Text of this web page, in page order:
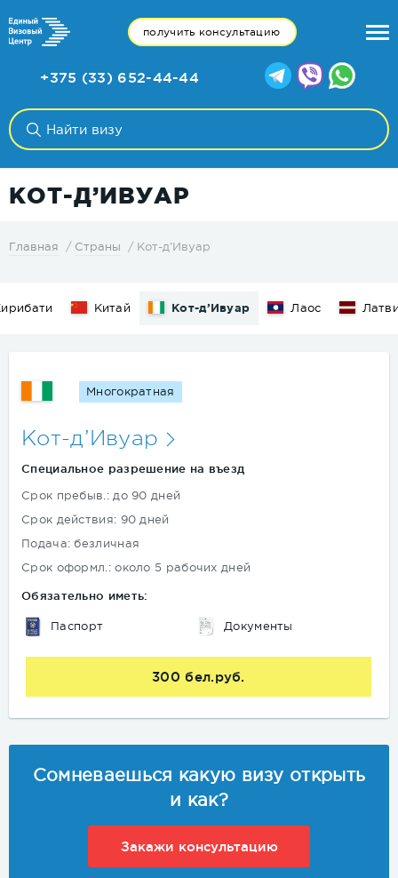
получить консультацию
+375 (33) 652-44-44
КОТ-Д’ИВУАР
Главная Страны Кот-д’Ивуар
Многократная
Кот-д’Ивуар
Специальное разрешение на въезд
Срок пребыв.: до 90 дней
Срок действия: 90 дней
Подача: безличная
Срок оформл.: около 5 рабочих дней
Обязательно иметь:
Паспорт Документы
300 бел.руб.
Сомневаешься какую визу открыть
и как?
Закажи консультацию
Китай Кот-д’Ивуар Лаос